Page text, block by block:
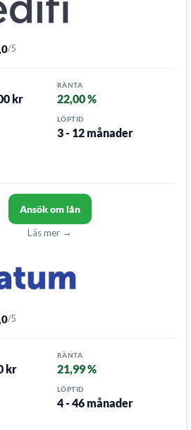
/5
kr
RÄNTA
22,00 %
LÖPTID
3 - 12 månader
Ansök om lån
Läs mer →
/5
kr
RÄNTA
21,99 %
LÖPTID
4 - 46 månader